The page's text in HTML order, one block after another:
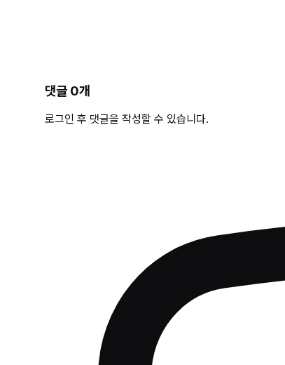
댓글 0개
로그인 후 댓글을 작성할 수 있습니다.